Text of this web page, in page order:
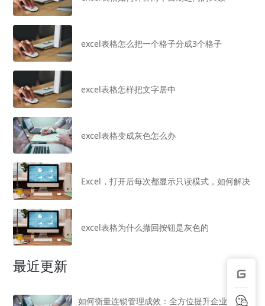
excel表格怎么把一个格子分成3个格子
excel表格怎样把文字居中
excel表格变成灰色怎么办
Excel，打开后每次都显示只读模式，如何解决
excel表格为什么撤回按钮是灰色的
最近更新
如何衡量连锁管理成效：全方位提升企业管理